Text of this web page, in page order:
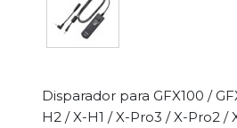
Disparador para GFX100 /
H2 / X-H1 / X-Pro3 / X-Pro2 /